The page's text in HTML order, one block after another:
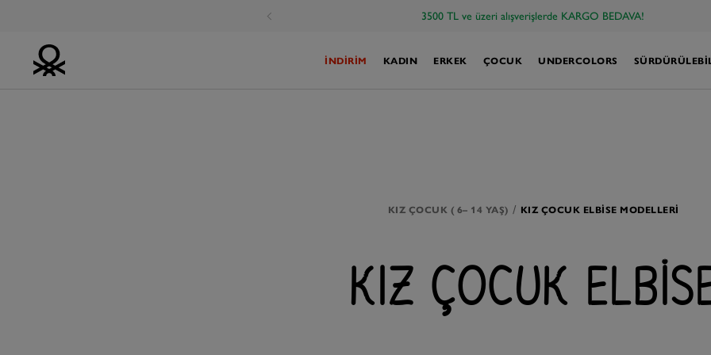
3500 TL ve üzeri alışverişlerde KARGO BEDAVA!
İNDİRİM KADIN ERKEK ÇOCUK UNDERCOLORS
KIZ ÇOCUK ( 6– 14 YAŞ) KIZ ÇOCUK ELBISE MODELLERI
KIZ ÇOCUK